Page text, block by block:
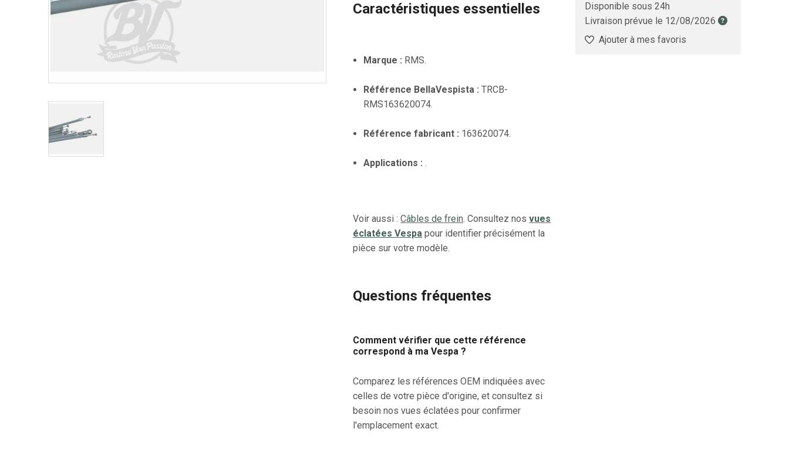
Disponible sous 24h
Livraison prévue le 12/08/2026
Ajouter à mes favoris
Caractéristiques essentielles
Marque : RMS.
Référence BellaVespista : TRCB-
RMS163620074.
Référence fabricant : 163620074.
Applications : .
Voir aussi :Câbles de frein. Consultez nosvues
éclatées Vespa pour identifier précisément la
pièce sur votre modèle.
Questions fréquentes
Comment vérifier que cette référence
correspond à ma Vespa ?
Comparez les références OEM indiquées avec
celles de votre pièce d'origine, et consultez si
besoin nos vues éclatées pour confirmer
l'emplacement exact.